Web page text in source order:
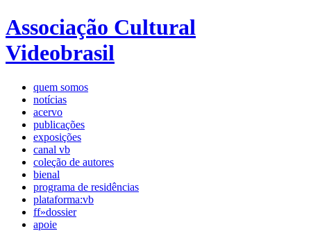
Associação Cultural
Videobrasil
quem somos
notícias
acervo
publicações
exposições
canal vb
coleção de autores
bienal
programa de residências
plataforma:vb
ff»dossier
apoie